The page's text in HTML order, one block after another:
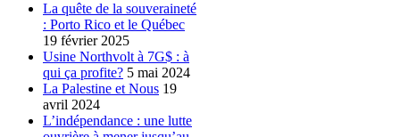
La quête de la souveraineté
: Porto Rico et le Québec
19 février 2025
Usine Northvolt à 7G$ : à
qui ça profite? 5 mai 2024
La Palestine et Nous 19
avril 2024
L’indépendance : une lutte